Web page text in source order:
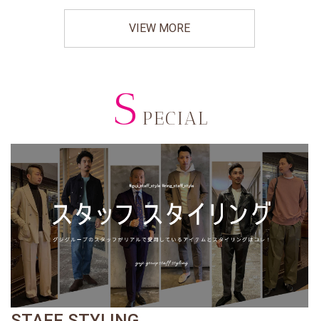
VIEW MORE
S PECIAL